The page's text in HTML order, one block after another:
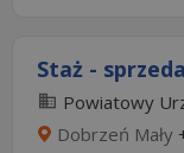
Staż -
Powiatowy
Dobrzeń Mały